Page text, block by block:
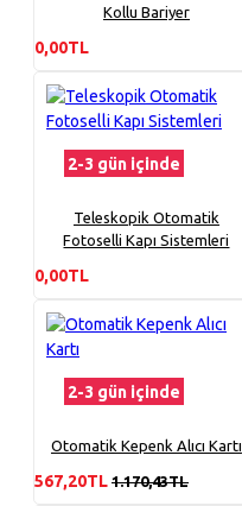
Kollu Bariyer
0,00TL
2-3 gün içinde
Teleskopik Otomatik
Fotoselli Kapı Sistemleri
0,00TL
2-3 gün içinde
Otomatik Kepenk Alıcı Kartı
567,20TL 1.170,43TL